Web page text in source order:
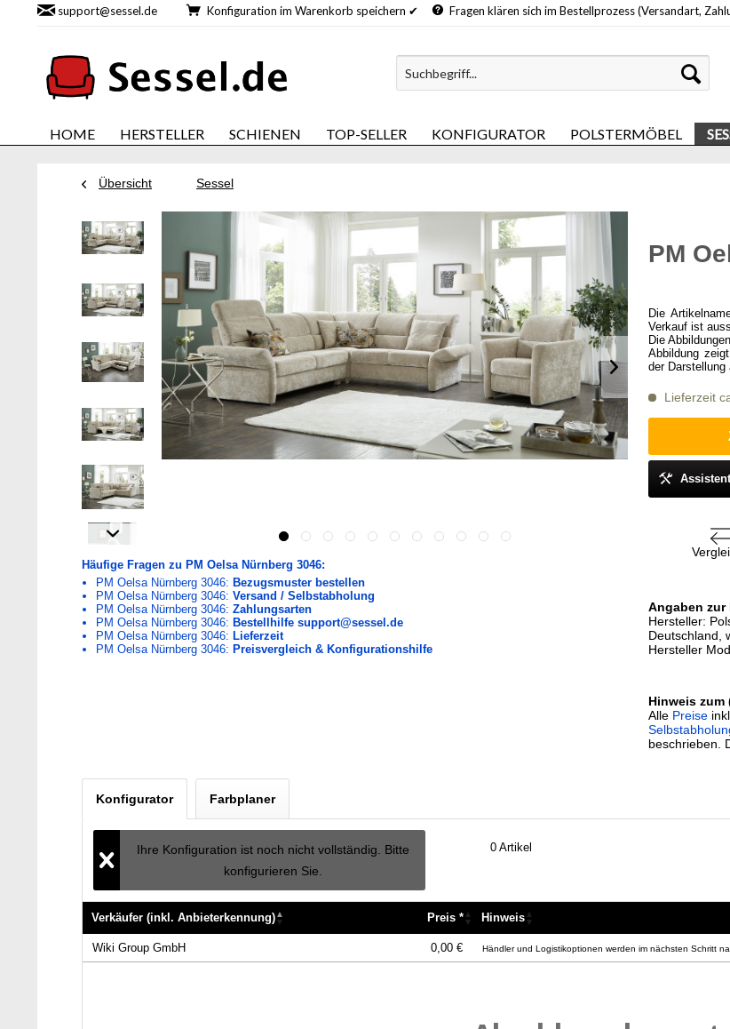
support@sessel.de Konfiguration im Warenkorb speichern ✔ Fragen klären sich im Bestellprozess (Versandart,
HOME HERSTELLER SCHIENEN TOP-SELLER KONFIGURATOR POLSTERMÖBEL
Übersicht Sessel
Häufige Fragen zu PM Oelsa Nürnberg 3046:
PM Oelsa Nürnberg 3046: Bezugsmuster bestellen
PM Oelsa Nürnberg 3046: Versand / Selbstabholung
PM Oelsa Nürnberg 3046: Zahlungsarten
PM Oelsa Nürnberg 3046: Bestellhilfe support@sessel.de
PM Oelsa Nürnberg 3046: Lieferzeit
PM Oelsa Nürnberg 3046: Preisvergleich & Konfigurationshilfe
PM
Die
Verkauf ist
Die
Abbildung
der
Lieferzeit
Assistent
Angaben
Hersteller:
Deutschland,
Hersteller
Hinweis zum
Alle Preise
beschrieben.
Konfigurator Farbplaner
Ihre Konfiguration ist noch nicht vollständig. Bitte
konfigurieren Sie.
0 Artikel
Verkäufer (inkl. Anbieterkennung) Preis *
Hinweis
Verkäufer (inkl. Anbieterkennung)
Preis *
Wiki Group GmbH 0,00 € Händler und Logistikoptionen werden im nächsten Schritt